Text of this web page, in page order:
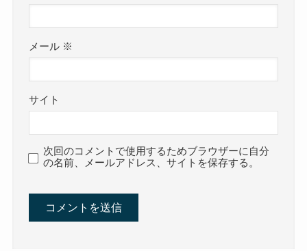
メール ※
サイト
次回のコメントで使用するためブラウザーに自分
の名前、メールアドレス、サイトを保存する。